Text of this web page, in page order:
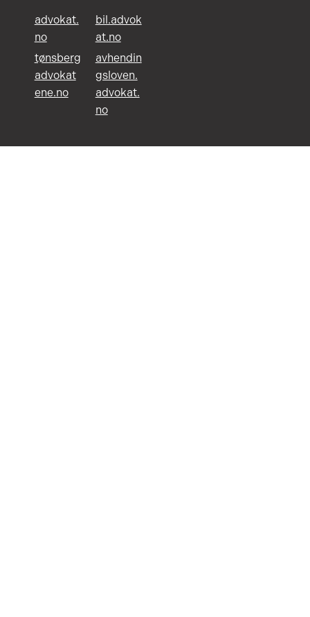
advokat.
no
bil.advok
at.no
tønsberg
advokat
ene.no
avhendin
gsloven.
advokat.
no